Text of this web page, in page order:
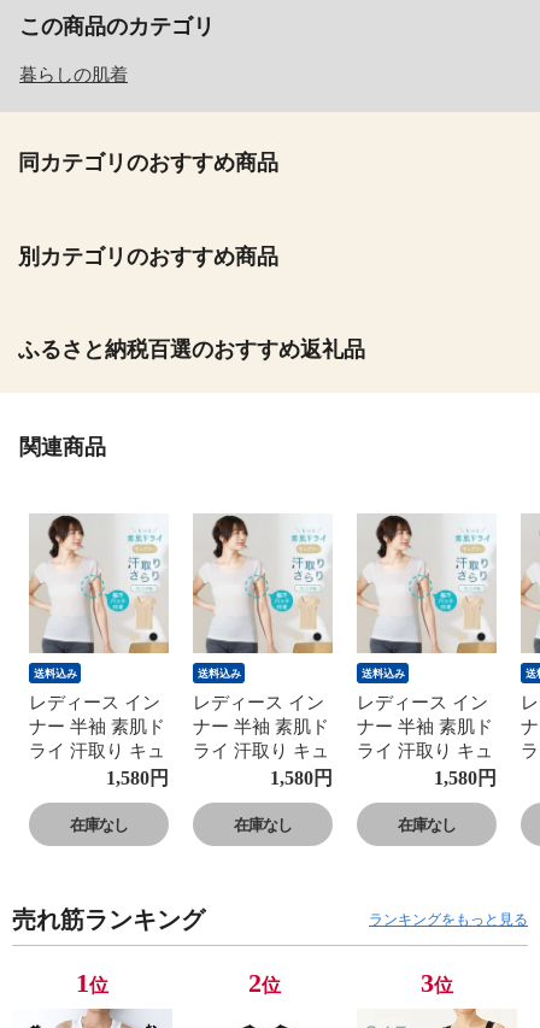
この商品のカテゴリ
暮らしの肌着
同カテゴリのおすすめ商品
別カテゴリのおすすめ商品
ふるさと納税百選のおすすめ返礼品
関連商品
送料込み
レディース イン
ナー 半袖 素肌ド
ライ 汗取り キュ
プラ入り フレン
チ袖 セットでお
得!! 脇汗 汗取り
パッド付き 春夏
パット付き 吸汗
速乾 24SS
1,580円
在庫なし
送料込み
レディース イン
ナー 半袖 素肌ド
ライ 汗取り キュ
プラ入り フレン
チ袖 セットでお
得!! 脇汗 汗取り
パッド付き 春夏
パット付き 吸汗
速乾 24SS
1,580円
在庫なし
送料込み
レディース イン
ナー 半袖 素肌ド
ライ 汗取り キュ
プラ入り フレン
チ袖 セットでお
得!! 脇汗 汗取り
パッド付き 春夏
パット付き 吸汗
速乾 24SS
1,580円
在庫なし
送
売れ筋ランキング ランキングをもっと見る
1位 2位 3位